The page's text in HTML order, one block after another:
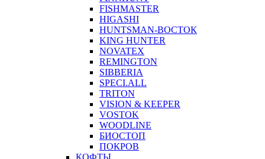
FISHMASTER
HIGASHI
HUNTSMAN-ВОСТОК
KING HUNTER
NOVATEX
REMINGTON
SIBBERIA
SPECI.ALL
TRITON
VISION & KEEPER
VOSTOK
WOODLINE
БИОСТОП
ПОКРОВ
КОФТЫ